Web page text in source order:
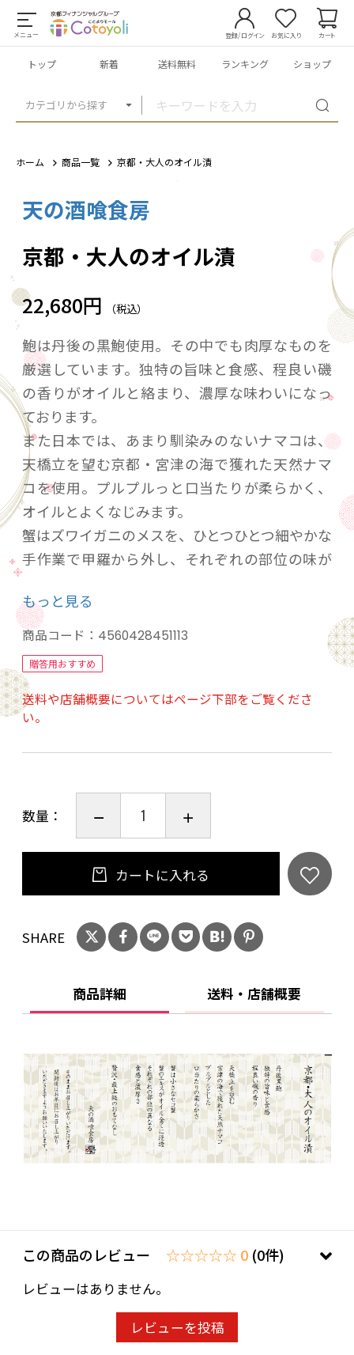
メニュー
カテゴリから探す
登録/ログイン お気に入り カート
トップ 新着 送料無料 ランキング ショップ
ホーム 商品一覧 京都・大人のオイル漬
天の酒喰食房
京都・大人のオイル漬
22,680円 （税込）
鮑は丹後の黒鮑使用。その中でも肉厚なものを
厳選しています。独特の旨味と食感、程良い磯
の香りがオイルと絡まり、濃厚な味わいになっ
ております。
また日本では、あまり馴染みのないナマコは、
天橋立を望む京都・宮津の海で獲れた天然ナマ
コを使用。プルプルっと口当たりが柔らかく、
オイルとよくなじみます。
蟹はズワイガニのメスを、ひとつひとつ細やかな
手作業で甲羅から外し、それぞれの部位の味が
イル漬になっております。
地元でもなかなか食べられない海の高級食材を
贅沢に詰合せにいたしました。
大切な方へのギフトにもおすすめです。
内容量：蟹のオイル漬80ｇ、鮑のオイル漬50
賞味期限：冷蔵180日
もっと見る
商品コード： 4560428451113
贈答用おすすめ
送料や店舗概要についてはページ下部をご覧くださ
い。
数量：
カートに入れる
SHARE
商品詳細 送料・店舗概要
この商品のレビュー ☆☆☆☆☆ 0 (0件)
レビューはありません。
レビューを投稿